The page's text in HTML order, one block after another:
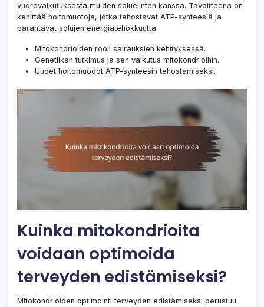
vuorovaikutuksesta muiden soluelinten kanssa. Tavoitteena on
kehittää hoitomuotoja, jotka tehostavat ATP-synteesiä ja
parantavat solujen energiatehokkuutta.
Mitokondrioiden rooli sairauksien kehityksessä.
Genetiikan tutkimus ja sen vaikutus mitokondrioihin.
Uudet hoitomuodot ATP-synteesin tehostamiseksi.
Kuinka mitokondrioita
voidaan optimoida
terveyden edistämiseksi?
Mitokondrioiden optimointi terveyden edistämiseksi perustuu